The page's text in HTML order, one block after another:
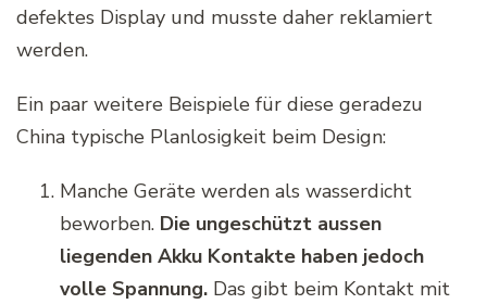
defektes Display und musste daher reklamiert
werden.
Ein paar weitere Beispiele für diese geradezu
China typische Planlosigkeit beim Design:
Manche Geräte werden als wasserdicht
beworben. Die ungeschützt aussen
liegenden Akku Kontakte haben jedoch
volle Spannung. Das gibt beim Kontakt mit